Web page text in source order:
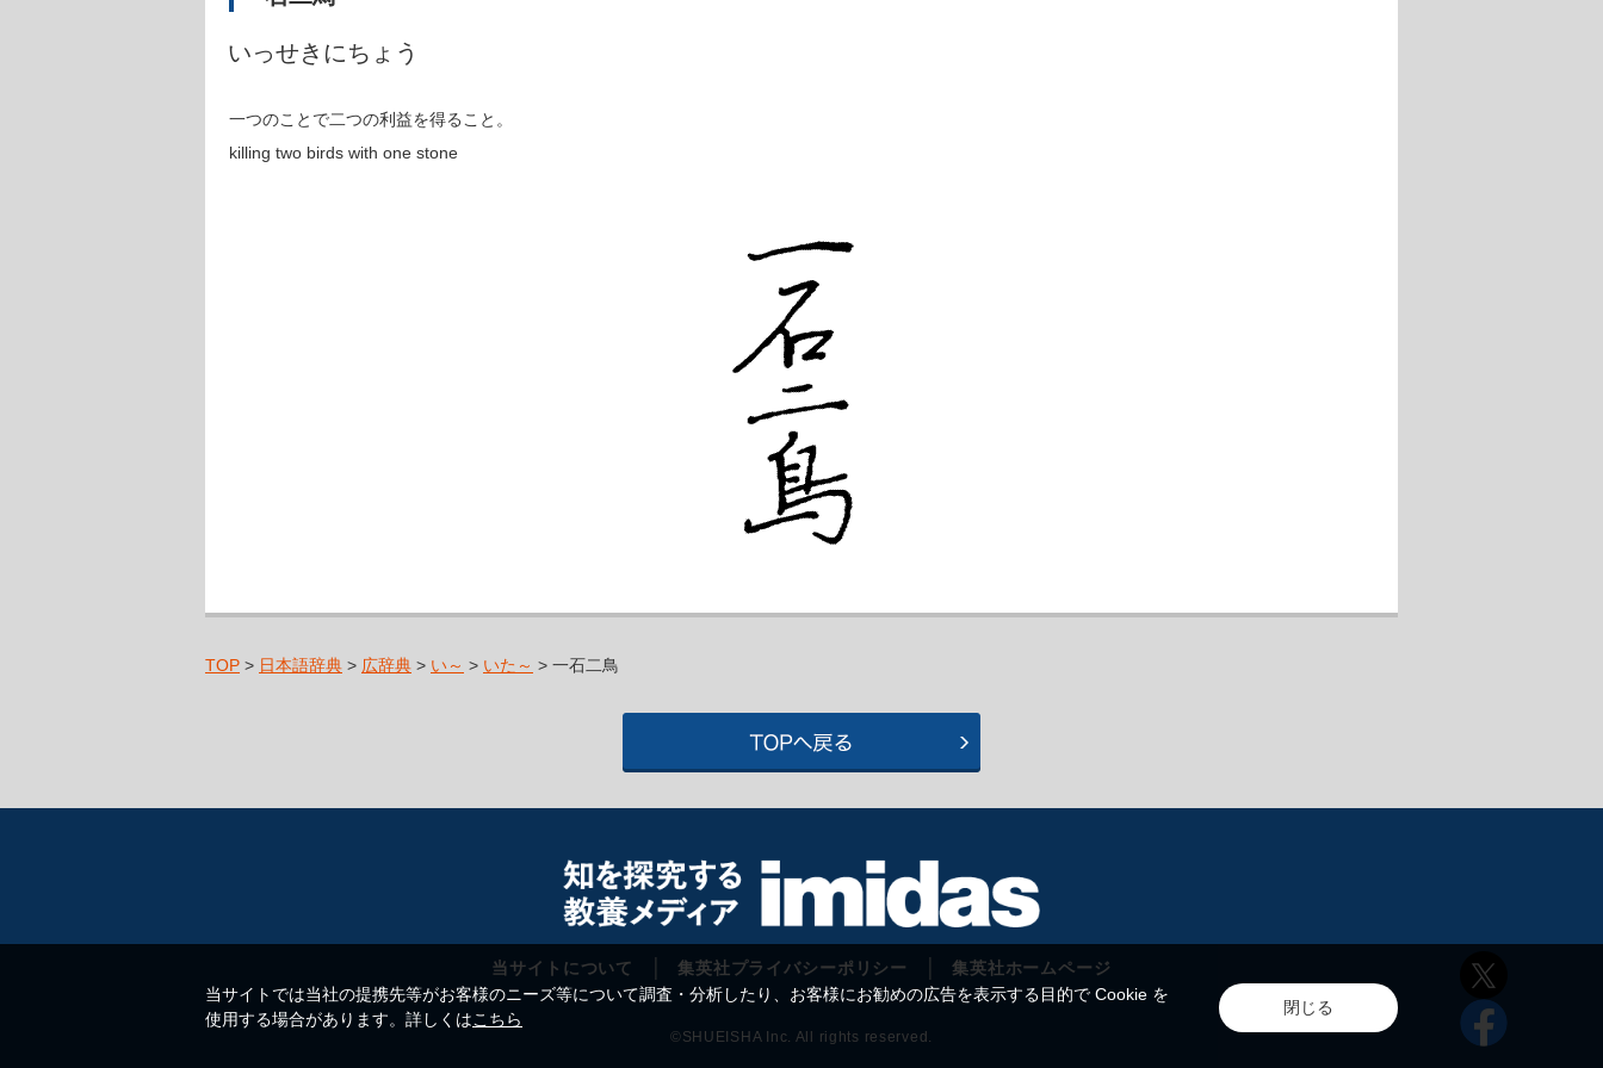
いっせきにちょう
一つのことで二つの利益を得ること。
killing two birds with one stone
TOP > 日本語辞典 > 広辞典 > い～ > いた～ > 一石二鳥
当サイトについて 集英社プライバシーポリシー 集英社ホームページ
©SHUEISHA Inc. All rights reserved.
当サイトでは当社の提携先等がお客様のニーズ等について調査・分析したり、お客様にお勧めの広告を表示する目的で Cookie を
使用する場合があります。詳しくはこちら
閉じる